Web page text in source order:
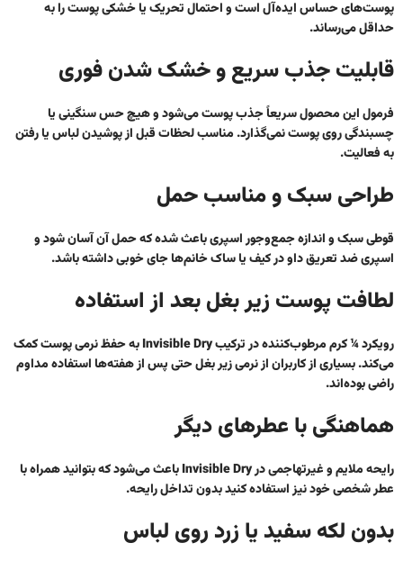
پوست‌های حساس ایده‌آل است و احتمال تحریک یا خشکی پوست را به
حداقل می‌رساند.
قابلیت جذب سریع و خشک شدن فوری
فرمول این محصول سریعاً جذب پوست می‌شود و هیچ حس سنگینی یا
چسبندگی روی پوست نمی‌گذارد. مناسب لحظات قبل از پوشیدن لباس یا رفتن
به فعالیت.
طراحی سبک و مناسب حمل
قوطی سبک و اندازه جمع‌وجور اسپری باعث شده که حمل آن آسان شود و
اسپری ضد تعریق داودر کیف یا ساک خانم‌ها جای خوبی داشته باشد.
لطافت پوست زیر بغل بعد از استفاده
رویکرد ¼ کرم مرطوب‌کننده در ترکیب Invisible Dry به حفظ نرمی پوست کمک
می‌کند. بسیاری از کاربران از نرمی زیر بغل حتی پس از هفته‌ها استفاده مداوم
راضی بوده‌اند.
هماهنگی با عطرهای دیگر
رایحه ملایم و غیرتهاجمیدر Invisible Dry
باعث می‌شود که بتوانید همراه با
عطر شخصی خود نیز استفاده کنید بدون تداخل رایحه.
بدون لکه سفید یا زرد روی لباس